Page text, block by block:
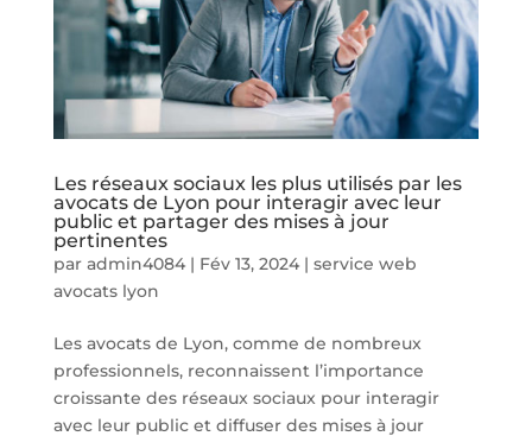
Les réseaux sociaux les plus utilisés par les
avocats de Lyon pour interagir avec leur
public et partager des mises à jour
pertinentes
par admin4084| Fév 13, 2024| service web
avocats lyon
Les avocats de Lyon, comme de nombreux
professionnels, reconnaissent l’importance
croissante des réseaux sociaux pour interagir
avec leur public et diffuser des mises à jour